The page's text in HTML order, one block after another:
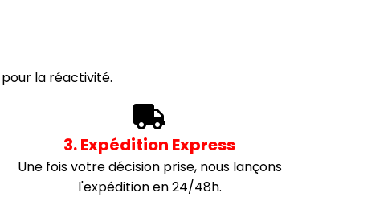
la réactivité.
3. Expédition Express
Une fois votre décision prise, nous lançons
l'expédition en 24/48h.